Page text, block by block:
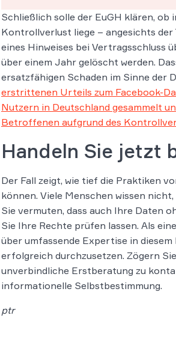
Schließlich solle der EuGH klären,
Kontrollverlust liege – angesichts der
eines Hinweises bei Vertragsschluss
über einem Jahr gelöscht werden.
ersatzfähigen Schaden im Sinne der
erstrittenen Urteils zum Facebook-
Nutzern in Deutschland gesammelt
Betroffenen aufgrund des
Handeln Sie jetzt
Der Fall zeigt, wie tief die Praktiken
können. Viele Menschen wissen
Sie vermuten, dass auch Ihre Daten
Sie Ihre Rechte prüfen lassen. Als
über umfassende Expertise in
erfolgreich durchzusetzen. Zögern
unverbindliche Erstberatung zu
informationelle Selbstbestimmung.
ptr